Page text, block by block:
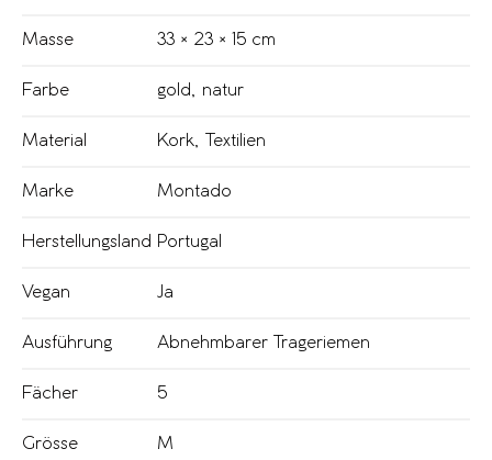
Masse 33 × 23 × 15 cm
Farbe gold natur
Material Kork Textilien
Marke Montado
Herstellungsland Portugal
Vegan Ja
Ausführung Abnehmbarer Trageriemen
Fächer 5
Grösse M